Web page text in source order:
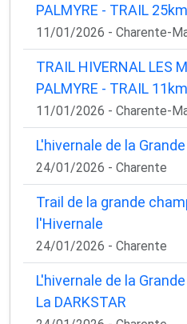
PALMYRE - TRAIL 25km
11/01/2026 - Charente-
TRAIL HIVERNAL LES
PALMYRE - TRAIL 11km
11/01/2026 - Charente-
L'hivernale de la
24/01/2026 - Charente
Trail de la grande
l'Hivernale
24/01/2026 - Charente
L'hivernale de la
La DARKSTAR